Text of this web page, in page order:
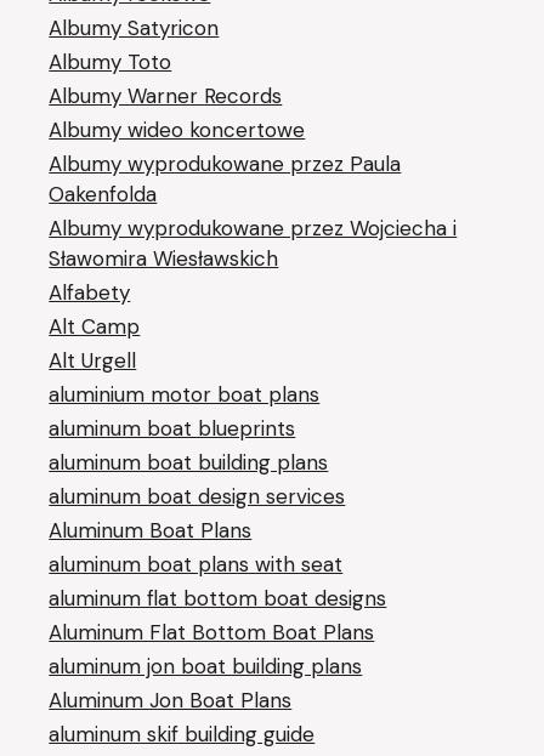
Albumy Satyricon
Albumy Toto
Albumy Warner Records
Albumy wideo koncertowe
Albumy wyprodukowane przez Paula
Oakenfolda
Albumy wyprodukowane przez Wojciecha i
Sławomira Wiesławskich
Alfabety
Alt Camp
Alt Urgell
aluminium motor boat plans
aluminum boat blueprints
aluminum boat building plans
aluminum boat design services
Aluminum Boat Plans
aluminum boat plans with seat
aluminum flat bottom boat designs
Aluminum Flat Bottom Boat Plans
aluminum jon boat building plans
Aluminum Jon Boat Plans
aluminum skif building guide